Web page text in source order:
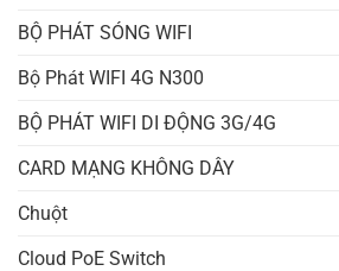
BỘ PHÁT SÓNG WIFI
Bộ Phát WIFI 4G N300
BỘ PHÁT WIFI DI ĐỘNG 3G/4G
CARD MẠNG KHÔNG DÂY
Chuột
Cloud PoE Switch